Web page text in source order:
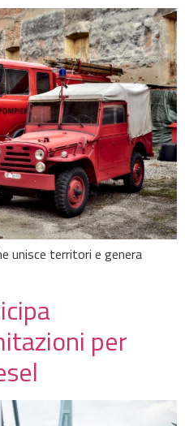
unisce territori e genera
per